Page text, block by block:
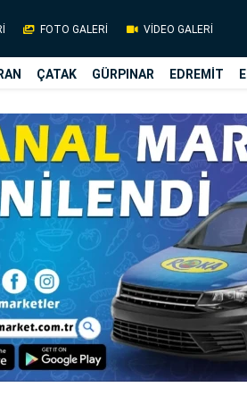
FOTO GALERİ VİDEO GALERİ
ÇATAK GÜRPINAR EDREMİT